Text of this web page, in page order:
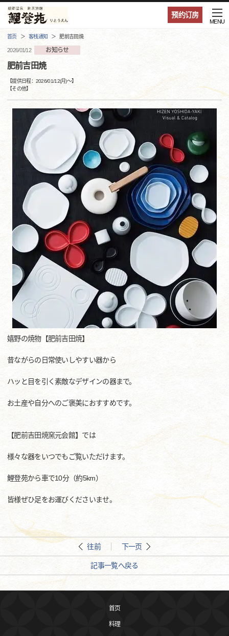
预约订房
MENU
首页 客栈通知 肥前吉田焼
2026/01/12 お知らせ
肥前吉田焼
【提供日程：2026/01/12(月)〜】
【その他】
嬉野の焼物【肥前吉田焼】
昔ながらの日常使いしやすい器から
ハッと目を引く素敵なデザインの器まで。
お土産や自分へのご褒美におすすめです。
【肥前吉田焼窯元会館】では
様々な器をいつでもご覧いただけます。
鯉登苑から車で10分（約5km）
皆様ぜひ足をお運びくださいませ。
往前 下一页
記事一覧へ戻る
首页
料理